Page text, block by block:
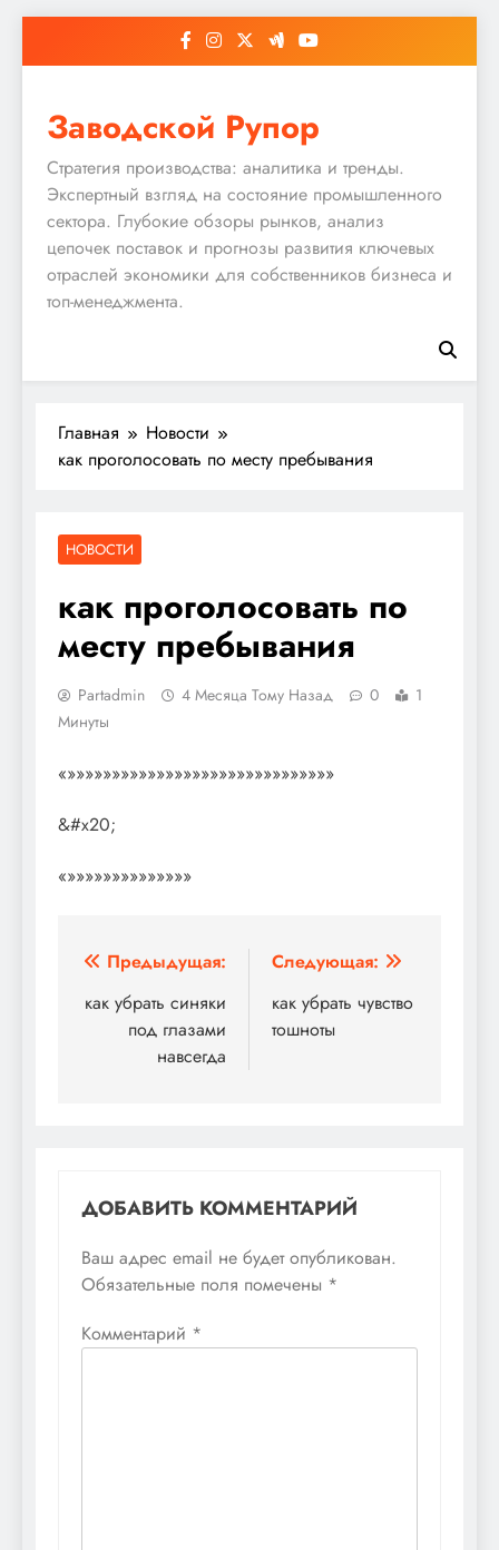
Заводской Рупор
Стратегия производства: аналитика и тренды.
Экспертный взгляд на состояние промышленного
сектора. Глубокие обзоры рынков, анализ
цепочек поставок и прогнозы развития ключевых
отраслей экономики для собственников бизнеса и
топ-менеджмента.
Главная
Новости
как проголосовать по месту пребывания
НОВОСТИ
как проголосовать по
месту пребывания
Partadmin 4 Месяца Тому Назад 0
1
Минуты
«»»»»»»»»»»»»»»»»»»»»»»»»»»»»»»
&#x20;
«»»»»»»»»»»»»»»
Навигация
по
записям
Предыдущая:
как убрать синяки
под глазами
навсегда
Следующая:
как убрать чувство
тошноты
ДОБАВИТЬ КОММЕНТАРИЙ
Ваш адрес email не будет опубликован.
Обязательные поля помечены *
Комментарий *